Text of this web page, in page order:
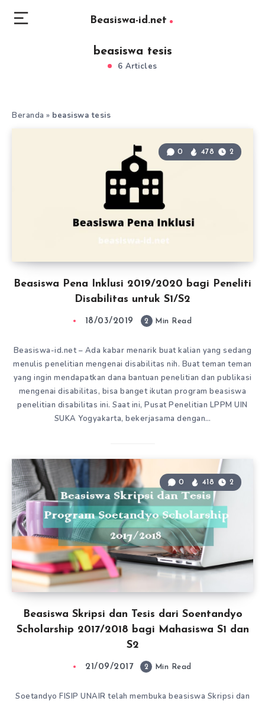
Beasiswa-id.net
beasiswa tesis
6 Articles
Beranda » beasiswa tesis
Beasiswa Pena Inklusi 2019/2020 bagi Peneliti
Disabilitas untuk S1/S2
0 478 2
18/03/2019 2 Min Read
Beasiswa-id.net – Ada kabar menarik buat kalian yang sedang
menulis penelitian mengenai disabilitas nih. Buat teman teman
yang ingin mendapatkan dana bantuan penelitian dan publikasi
mengenai disabilitas, bisa banget ikutan program beasiswa
penelitian disabilitas ini. Saat ini, Pusat Penelitian LPPM UIN
SUKA Yogyakarta, bekerjasama dengan…
Beasiswa Skripsi dan Tesis dari Soentandyo
Scholarship 2017/2018 bagi Mahasiswa S1 dan
S2
0 418 2
21/09/2017 2 Min Read
Soetandyo FISIP UNAIR telah membuka beasiswa Skripsi dan